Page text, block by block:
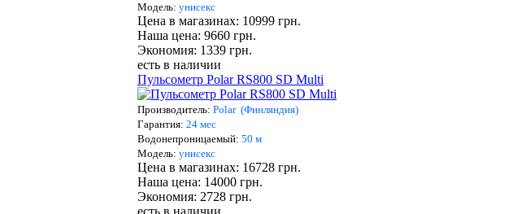
Модель: унисекс
Цена в магазинах: 10999 грн.
Наша цена: 9660 грн.
Экономия: 1339 грн.
есть в наличии
Пульсометр Polar RS800 SD Multi
Производитель: Polar (Финляндия)
Гарантия: 24 мес
Водонепроницаемый: 50 м
Модель: унисекс
Цена в магазинах: 16728 грн.
Наша цена: 14000 грн.
Экономия: 2728 грн.